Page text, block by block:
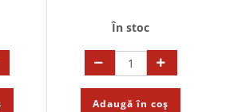
În stoc
Adaugă în coș